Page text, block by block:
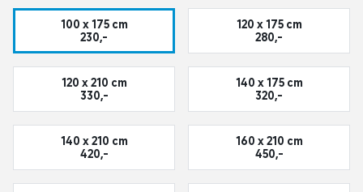
100 x 175 cm
230,-
120 x 175 cm
280,-
120 x 210 cm
330,-
140 x 175 cm
320,-
140 x 210 cm
420,-
160 x 210 cm
450,-